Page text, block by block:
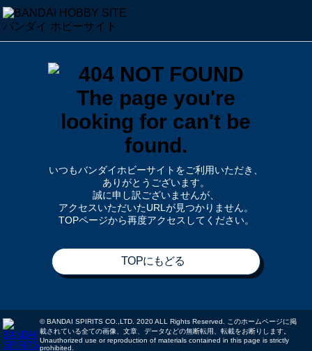
いつもバンダイホビーサイトをご利用いただき、
ありがとうございます。
誠に申し訳ございませんが、
アクセスいただいたURLが見つかりません。
TOPページから再度アクセスしてください。
TOPにもどる
© BANDAI SPIRITS CO.,LTD. 2020 ALL Rights Reserved. このホームページに掲
載されている全ての画像、文章、データなどの無断転用、転載をお断りします。
Unauthorized use or reproduction of materials contained in this page is strictly
prohibited.